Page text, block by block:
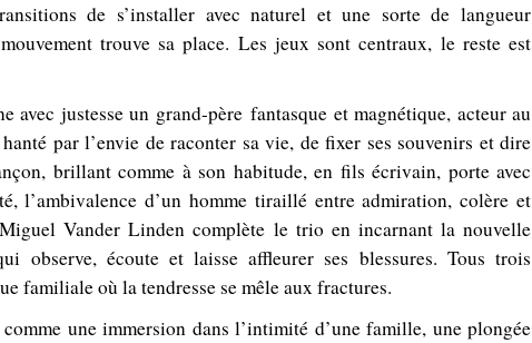
de s’installer avec naturel et une sorte de langueur
trouve sa place. Les jeux sont centraux, le reste est
avec justesse un grand-père fantasque et magnétique, acteur au
par l’envie de raconter sa vie, de fixer ses souvenirs et dire
brillant comme à son habitude, en fils écrivain, porte avec
l’ambivalence d’un homme tiraillé entre admiration, colère et
Vander Linden complète le trio en incarnant la nouvelle
observe, écoute et laisse affleurer ses blessures. Tous trois
familiale où la tendresse se mêle aux fractures.
une immersion dans l’intimité d’une famille, une plongée